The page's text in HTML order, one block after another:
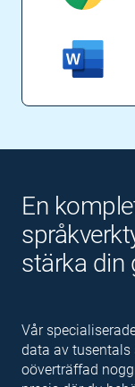
En
stärka din
Vår
data av tusentals
oöverträffad